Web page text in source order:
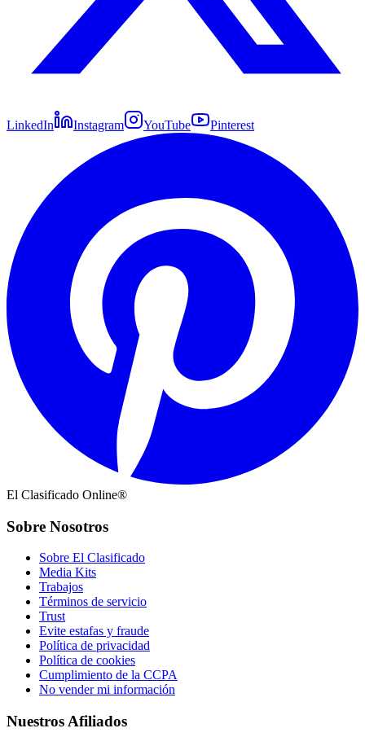
LinkedIn Instagram YouTube Pinterest
El Clasificado Online®
Sobre Nosotros
Sobre El Clasificado
Media Kits
Trabajos
Términos de servicio
Trust
Evite estafas y fraude
Política de privacidad
Política de cookies
Cumplimiento de la CCPA
No vender mi información
Nuestros Afiliados